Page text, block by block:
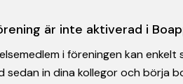
är inte aktiverad i
i föreningen kan
sedan in dina kollegor och börja